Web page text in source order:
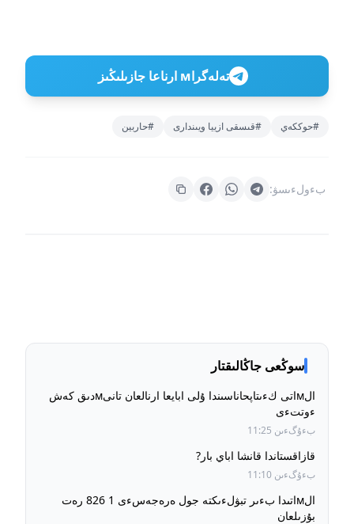
تەلەگراм ارناعا جازىلىڭىز
#حوككەي #قىسقى ازييا ويىندارى #حاربين
بءولءىسۋ:
سوڭعى جاڭالىقتار
الмاتى كءىتاپحاناسىندا ۇلى ابايعا ارنالعان تانىмدىق كەش
ءوتتءى
بءۇگءىن 11:25
قازاقستاندا قانشا اباي بار?
بءۇگءىن 11:10
الмاتىدا بءىر تبۋلءىكتە جول ەرەجەسءى 1 826 رەت
بۇزىلعان